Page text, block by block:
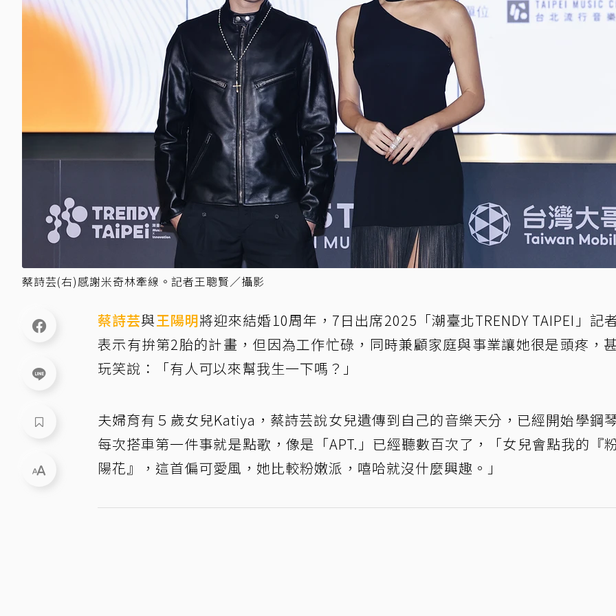
蔡詩芸(右)感謝米奇林牽線。記者王聰賢／攝影
蔡詩芸與王陽明將迎來結婚10周年，7日出席2025「潮臺北TRENDY TAIPEI」記
表示有拚第2胎的計畫，但因為工作忙碌，同時兼顧家庭與事業讓她很是頭疼，
玩笑說：「有人可以來幫我生一下嗎？」
夫婦育有５歲女兒Katiya，蔡詩芸說女兒遺傳到自己的音樂天分，已經開始學鋼
每次搭車第一件事就是點歌，像是「APT.」已經聽數百次了，「女兒會點我的『
陽花』，這首偏可愛風，她比較粉嫩派，嘻哈就沒什麼興趣。」